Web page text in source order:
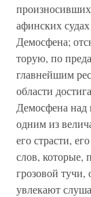
афинских
Демосфена;
торую, по
главнейшим
области
Демосфена над
одним из
его страсти,
слов, которые,
грозовой
увлекают